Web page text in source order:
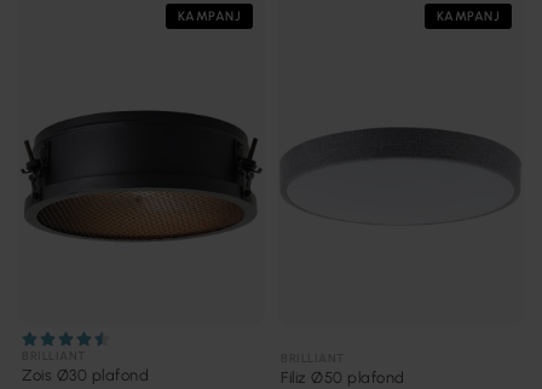
KAMPANJ
Zois Ø30 plafond
KAMPANJ
Filiz Ø50 plafond